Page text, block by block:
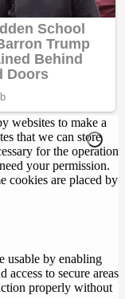
websites to make a
that we can store
for the operation
your permission.
cookies are placed by
usable by enabling
access to secure areas
properly without